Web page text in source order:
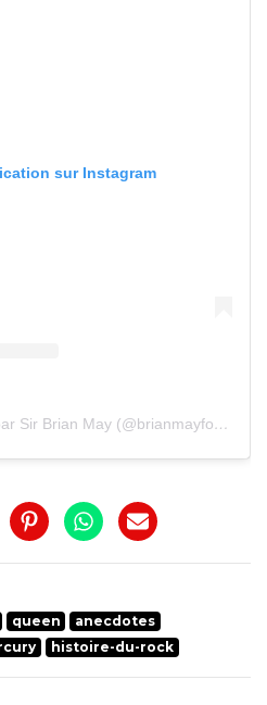
sur Instagram
Une publication partagée par Sir Brian May (@brianmayforreal)
queen
anecdotes
histoire-du-rock